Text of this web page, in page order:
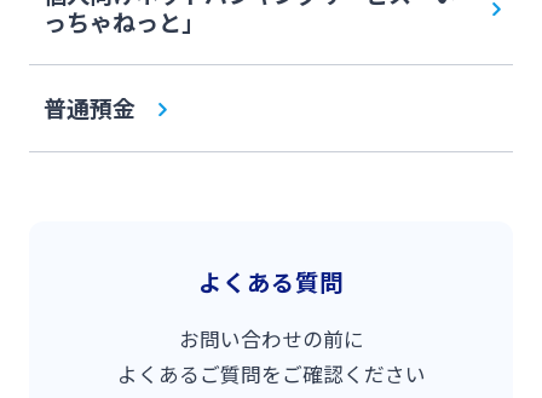
っちゃねっと」
普通預金
よくある質問
お問い合わせの前に
よくあるご質問をご確認ください